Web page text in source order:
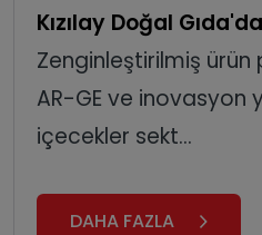
Kızılay Doğal
Zenginleştirilmiş
AR-GE ve inovasyon
içecekler sekt...
DAHA FAZLA